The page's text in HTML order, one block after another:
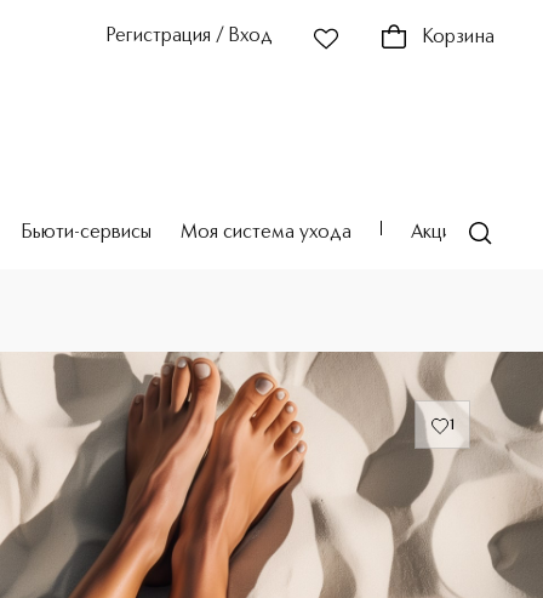
Регистрация / Вход Корзина
Бьюти-сервисы Моя система ухода Акции
1